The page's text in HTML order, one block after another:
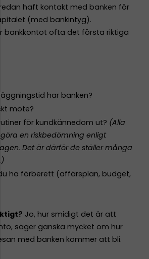
haft kontakt med banken för
(med bankintyg).
bankkontot ofta det första riktiga
har banken?
möte?
för kundkännedom ut? (Alla
en riskbedömning enligt
Det är därför de ställer många
ha förberett (affärsplan, budget,
Jo, hur smidigt det är att
säger ganska mycket om hur
med banken kommer att bli.